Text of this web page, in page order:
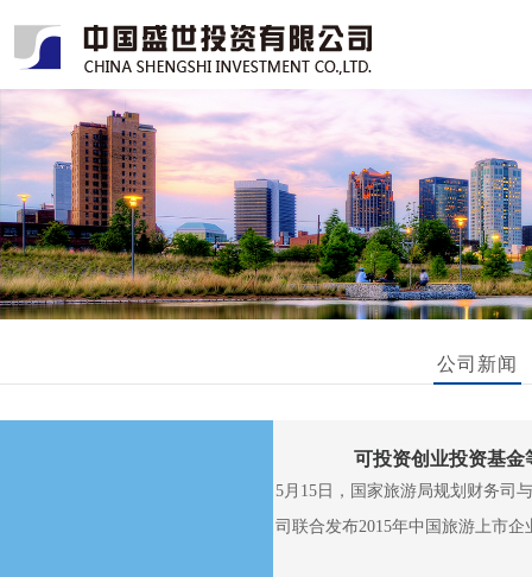
公司新闻
可投资创业投资基金
5月15日，国家旅游局规划财务司
司联合发布2015年中国旅游上市企